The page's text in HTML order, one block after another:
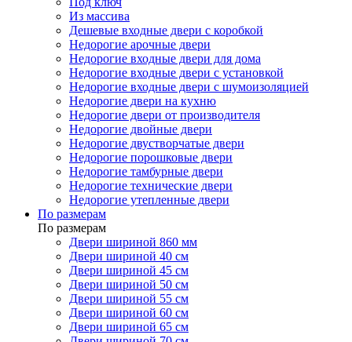
Из массива
Дешевые входные двери с коробкой
Недорогие арочные двери
Недорогие входные двери для дома
Недорогие входные двери с установкой
Недорогие входные двери с шумоизоляцией
Недорогие двери на кухню
Недорогие двери от производителя
Недорогие двойные двери
Недорогие двустворчатые двери
Недорогие порошковые двери
Недорогие тамбурные двери
Недорогие технические двери
Недорогие утепленные двери
По размерам
По размерам
Двери шириной 860 мм
Двери шириной 40 см
Двери шириной 45 см
Двери шириной 50 см
Двери шириной 55 см
Двери шириной 60 см
Двери шириной 65 см